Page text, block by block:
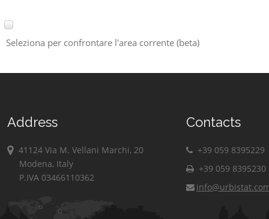
Seleziona per confrontare l'area corrente (beta)
Address
41124 Via M. Vellani Marchi, 20
Modena, Italy
P.IVA 03466110362
Contacts
+39 059 8395229
+39 059 8395230